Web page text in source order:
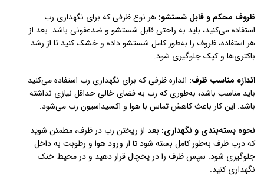
ظروف محکم و قابل شستشو: هر نوع ظرفی که برای نگهداری رب
استفاده می‌کنید، باید به راحتی قابل شستشو و ضدعفونی باشد. بعد از
هر استفاده، ظروف را به‌طور کامل شستشو داده و خشک کنید تا از رشد
باکتری‌ها و کپک جلوگیری شود.
اندازه مناسب ظرف: اندازه ظرفی که برای نگهداری رب استفاده می‌کنید
باید مناسب باشد، به‌طوری که رب به فضای خالی حداقل نیازی نداشته
باشد. این کار باعث کاهش تماس با هوا و اکسیداسیون رب می‌شود.
نحوه بسته‌بندی و نگهداری: بعد از ریختن رب در ظرف، مطمئن شوید
که درب ظرف به‌طور کامل بسته شود تا از ورود هوا و رطوبت به داخل
جلوگیری شود. سپس ظرف را در یخچال قرار دهید و در محیط خنک
نگهداری کنید.